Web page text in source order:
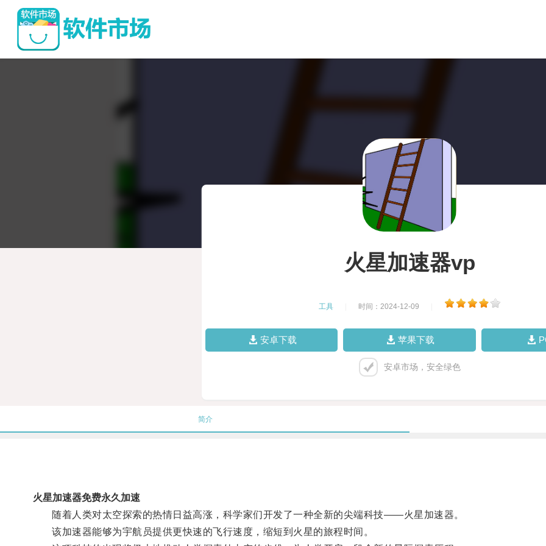
火星加速器vp
工具 时间：2024-12-09
安卓下载 苹果下载
安卓市场，安全绿色
简介
火星加速器免费永久加速
随着人类对太空探索的热情日益高涨，科学家们开发了一种全新的尖端科技——火星加速器。
该加速器能够为宇航员提供更快速的飞行速度，缩短到火星的旅程时间。